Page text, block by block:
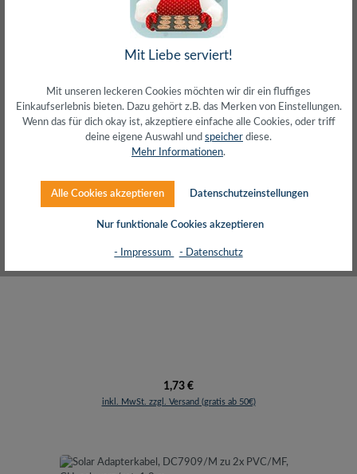
inkl. MwSt. zzgl. Versand (gratis ab 50€)
Solarkabel
Regulärer Preis:
1,73 €
inkl. MwSt. zzgl. Versand (gratis ab 50€)
Mit Liebe serviert!
Mit unseren leckeren Cookies möchten wir dir ein fluffiges
Einkaufserlebnis bieten. Dazu gehört z.B. das Merken von Einstellungen.
Wenn das für dich okay ist, akzeptiere einfache alle Cookies, oder triff
deine eigene Auswahl und speicher diese.
Mehr Informationen.
Alle Cookies akzeptieren Datenschutzeinstellungen
Nur funktionale Cookies akzeptieren
- Impressum - Datenschutz